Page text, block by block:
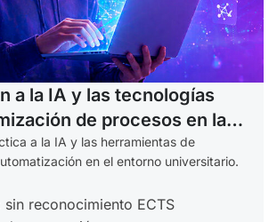
a la IA y las tecnologías
de procesos en la
a la IA y las herramientas de
en el entorno universitario.
sin reconocimiento ECTS